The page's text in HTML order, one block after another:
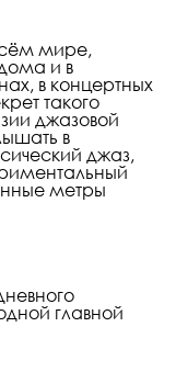
мире,
и в
в концертных
такого
джазовой
в
джаз,
метры
главной